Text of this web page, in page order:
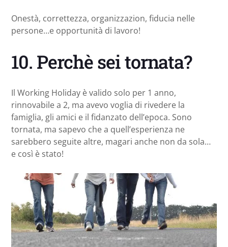
Onestà, correttezza, organizzazion, fiducia nelle
persone…e opportunità di lavoro!
10. Perchè sei tornata?
Il Working Holiday è valido solo per 1 anno,
rinnovabile a 2, ma avevo voglia di rivedere la
famiglia, gli amici e il fidanzato dell’epoca. Sono
tornata, ma sapevo che a quell’esperienza ne
sarebbero seguite altre, magari anche non da sola…
e così è stato!